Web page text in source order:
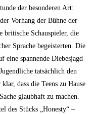
der besonderen Art:
Vorhang der Bühne der
britische Schauspieler, die
Sprache begeisterten. Die
eine spannende Diebesjagd
tatsächlich den
dass die Teens zu Hause
glaubhaft zu machen.
des Stücks „Honesty“ –